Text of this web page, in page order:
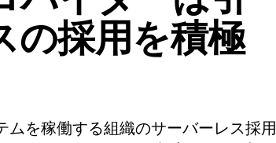
の採用を積極
ムを稼働する組織のサーバーレス採用